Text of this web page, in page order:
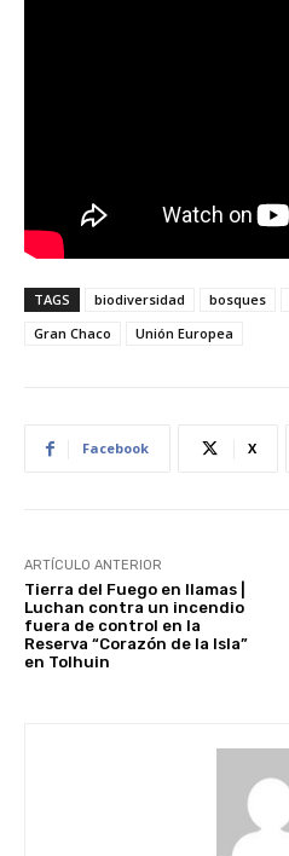
TAGS biodiversidad bosques
Gran Chaco
Unión Europea
Facebook X
ARTÍCULO ANTERIOR
Tierra del Fuego en llamas |
Luchan contra un incendio
fuera de control en la
Reserva “Corazón de la Isla”
en Tolhuin